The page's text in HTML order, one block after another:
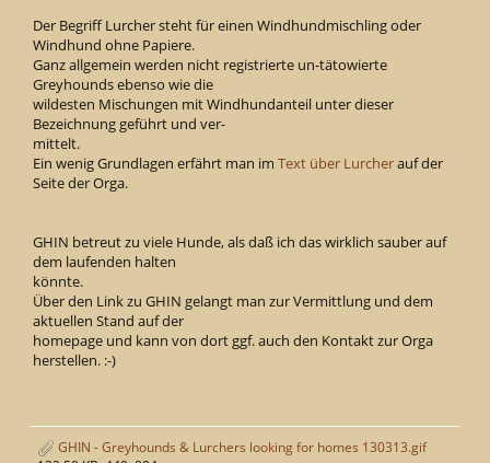
Der Begriff Lurcher steht für einen Windhundmischling oder
Windhund ohne Papiere.
Ganz allgemein werden nicht registrierte un-tätowierte
Greyhounds ebenso wie die
wildesten Mischungen mit Windhundanteil unter dieser
Bezeichnung geführt und ver-
mittelt.
Ein wenig Grundlagen erfährt man im Text über Lurcherauf der
Seite der Orga.
GHIN betreut zu viele Hunde, als daß ich das wirklich sauber auf
dem laufenden halten
könnte.
Über den Link zu GHIN gelangt man zur Vermittlung und dem
aktuellen Stand auf der
homepage und kann von dort ggf. auch den Kontakt zur Orga
herstellen. :-)
GHIN - Greyhounds & Lurchers looking for homes 130313.gif